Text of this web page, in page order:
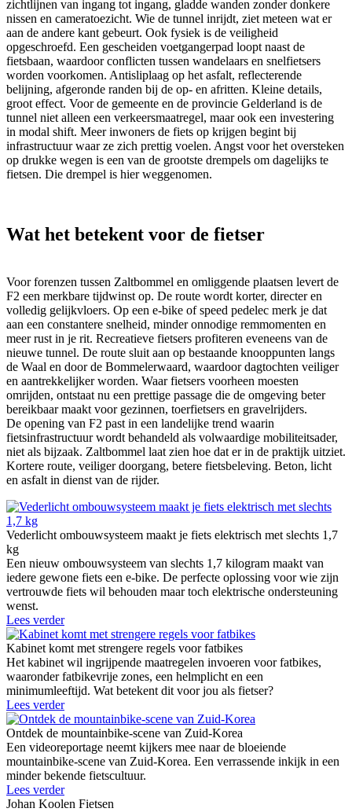
zichtlijnen van ingang tot ingang, gladde wanden zonder donkere
nissen en cameratoezicht. Wie de tunnel inrijdt, ziet meteen wat er
aan de andere kant gebeurt. Ook fysiek is de veiligheid
opgeschroefd. Een gescheiden voetgangerpad loopt naast de
fietsbaan, waardoor conflicten tussen wandelaars en snelfietsers
worden voorkomen. Antisliplaag op het asfalt, reflecterende
belijning, afgeronde randen bij de op- en afritten. Kleine details,
groot effect. Voor de gemeente en de provincie Gelderland is de
tunnel niet alleen een verkeersmaatregel, maar ook een investering
in modal shift. Meer inwoners de fiets op krijgen begint bij
infrastructuur waar ze zich prettig voelen. Angst voor het oversteken
op drukke wegen is een van de grootste drempels om dagelijks te
fietsen. Die drempel is hier weggenomen.
Wat het betekent voor de fietser
Voor forenzen tussen Zaltbommel en omliggende plaatsen levert de
F2 een merkbare tijdwinst op. De route wordt korter, directer en
volledig gelijkvloers. Op een e-bike of speed pedelec merk je dat
aan een constantere snelheid, minder onnodige remmomenten en
meer rust in je rit. Recreatieve fietsers profiteren eveneens van de
nieuwe tunnel. De route sluit aan op bestaande knooppunten langs
de Waal en door de Bommelerwaard, waardoor dagtochten veiliger
en aantrekkelijker worden. Waar fietsers voorheen moesten
omrijden, ontstaat nu een prettige passage die de omgeving beter
bereikbaar maakt voor gezinnen, toerfietsers en gravelrijders.
De opening van F2 past in een landelijke trend waarin
fietsinfrastructuur wordt behandeld als volwaardige mobiliteitsader,
niet als bijzaak. Zaltbommel laat zien hoe dat er in de praktijk uitziet.
Kortere route, veiliger doorgang, betere fietsbeleving. Beton, licht
en asfalt in dienst van de rijder.
Vederlicht ombouwsysteem maakt je fiets elektrisch met slechts 1,7
kg
Een nieuw ombouwsysteem van slechts 1,7 kilogram maakt van
iedere gewone fiets een e-bike. De perfecte oplossing voor wie zijn
vertrouwde fiets wil behouden maar toch elektrische ondersteuning
wenst.
Lees verder
Kabinet komt met strengere regels voor fatbikes
Het kabinet wil ingrijpende maatregelen invoeren voor fatbikes,
waaronder fatbikevrije zones, een helmplicht en een
minimumleeftijd. Wat betekent dit voor jou als fietser?
Lees verder
Ontdek de mountainbike-scene van Zuid-Korea
Een videoreportage neemt kijkers mee naar de bloeiende
mountainbike-scene van Zuid-Korea. Een verrassende inkijk in een
minder bekende fietscultuur.
Lees verder
Johan Koolen Fietsen